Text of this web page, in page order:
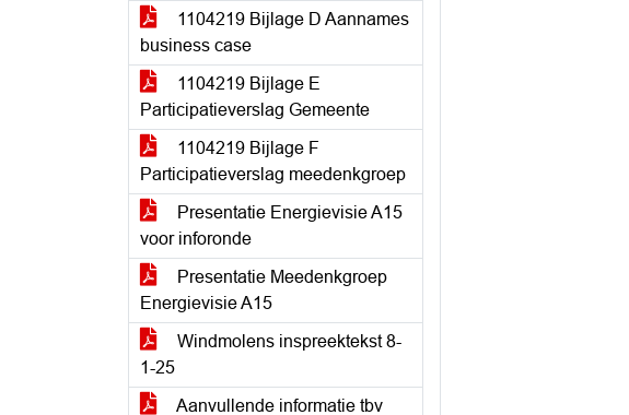
1104219 Bijlage D Aannames
business case
1104219 Bijlage E
Participatieverslag Gemeente
1104219 Bijlage F
Participatieverslag meedenkgroep
Presentatie Energievisie A15
voor inforonde
Presentatie Meedenkgroep
Energievisie A15
Windmolens inspreektekst 8-
1-25
Aanvullende informatie tbv